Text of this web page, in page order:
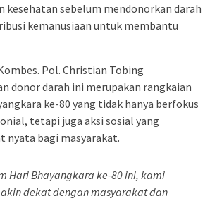
kesehatan sebelum mendonorkan darah
kemanusiaan untuk membantu
Pol. Christian Tobing
donor darah ini merupakan rangkaian
ke-80 yang tidak hanya berfokus
tetapi juga aksi sosial yang
nyata bagi masyarakat.
Hari Bhayangkara ke-80 ini, kami
dekat dengan masyarakat dan